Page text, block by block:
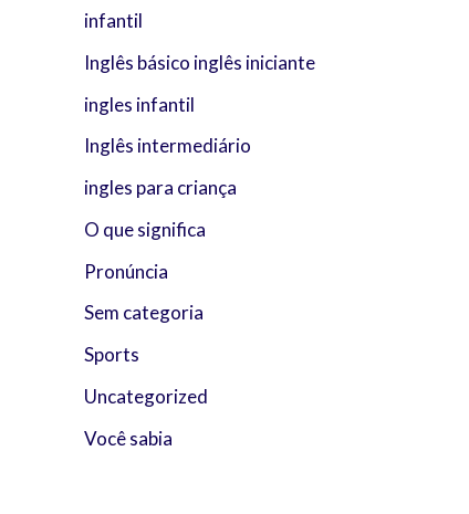
infantil
Inglês básico inglês iniciante
ingles infantil
Inglês intermediário
ingles para criança
O que significa
Pronúncia
Sem categoria
Sports
Uncategorized
Você sabia